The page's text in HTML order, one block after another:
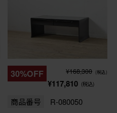
30%OFF ¥168,300 (税込)
¥117,810 (税込)
商品番号 R-080050